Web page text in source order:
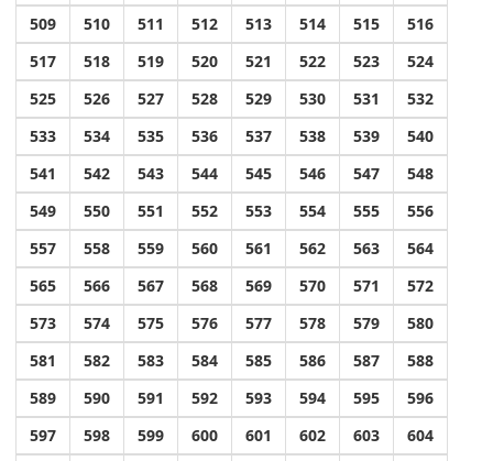
509
510 511 512 513 514 515
516
517
518 519 520 521 522 523
524
525
526 527 528 529 530 531
532
533
534 535 536 537 538 539
540
541
542 543 544 545 546 547
548
549
550 551 552 553 554 555
556
557
558 559 560 561 562 563
564
565
566 567 568 569 570 571
572
573
574 575 576 577 578 579
580
581
582 583 584 585 586 587
588
589
590 591 592 593 594 595
596
597
598 599 600 601 602 603
604